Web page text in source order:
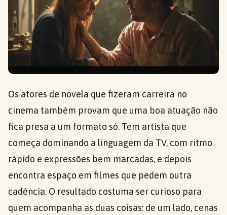
Os atores de novela que fizeram carreira no
cinema também provam que uma boa atuação não
fica presa a um formato só. Tem artista que
começa dominando a linguagem da TV, com ritmo
rápido e expressões bem marcadas, e depois
encontra espaço em filmes que pedem outra
cadência. O resultado costuma ser curioso para
quem acompanha as duas coisas: de um lado, cenas